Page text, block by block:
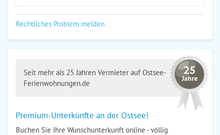
Rechtliches Problem melden
Seit mehr als 25 Jahren Vermieter auf Ostsee-
Ferienwohnungen.de
Premium-Unterkünfte an der Ostsee!
Buchen Sie Ihre Wunschunterkunft online - völlig